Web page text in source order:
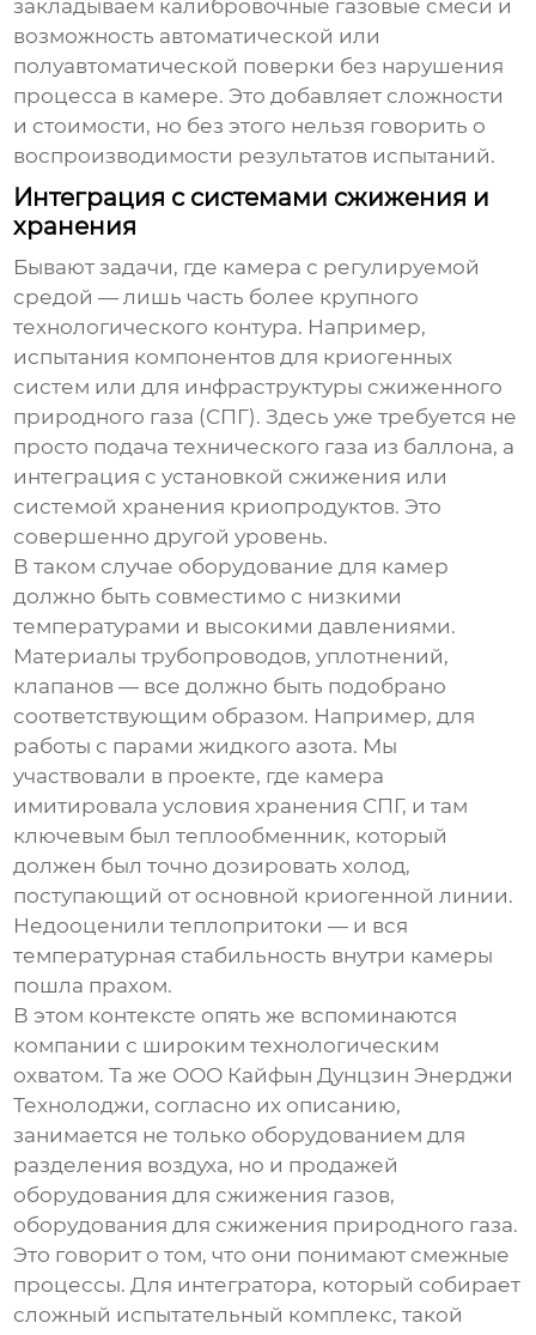
закладываем калибровочные газовые смеси и
возможность автоматической или
полуавтоматической поверки без нарушения
процесса в камере. Это добавляет сложности
и стоимости, но без этого нельзя говорить о
воспроизводимости результатов испытаний.
Интеграция с системами сжижения и
хранения
Бывают задачи, где камера с регулируемой
средой — лишь часть более крупного
технологического контура. Например,
испытания компонентов для криогенных
систем или для инфраструктуры сжиженного
природного газа (СПГ). Здесь уже требуется не
просто подача технического газа из баллона, а
интеграция с установкой сжижения или
системой хранения криопродуктов. Это
совершенно другой уровень.
В таком случае оборудование для камер
должно быть совместимо с низкими
температурами и высокими давлениями.
Материалы трубопроводов, уплотнений,
клапанов — все должно быть подобрано
соответствующим образом. Например, для
работы с парами жидкого азота. Мы
участвовали в проекте, где камера
имитировала условия хранения СПГ, и там
ключевым был теплообменник, который
должен был точно дозировать холод,
поступающий от основной криогенной линии.
Недооценили теплопритоки — и вся
температурная стабильность внутри камеры
пошла прахом.
В этом контексте опять же вспоминаются
компании с широким технологическим
охватом. Та же ООО Кайфын Дунцзин Энерджи
Технолоджи, согласно их описанию,
занимается не только оборудованием для
разделения воздуха, но и продажей
оборудования для сжижения газов,
оборудования для сжижения природного газа.
Это говорит о том, что они понимают смежные
процессы. Для интегратора, который собирает
сложный испытательный комплекс, такой